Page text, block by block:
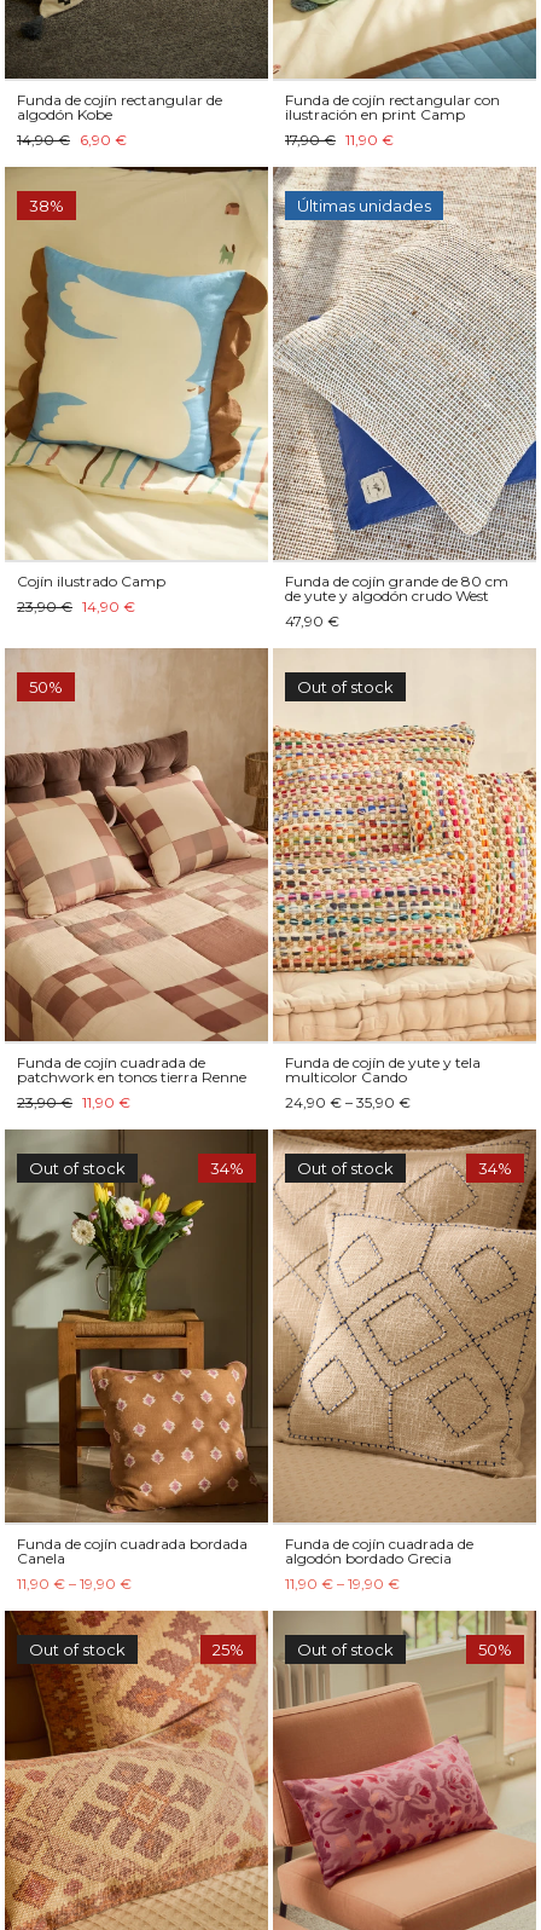
Funda de cojín rectangular de
algodón Kobe
14,90 € 6,90 €
Funda de cojín rectangular con
ilustración en print Camp
17,90 € 11,90 €
38%
Cojín ilustrado Camp
23,90 € 14,90 €
Últimas unidades
Funda de cojín grande de 80 cm
de yute y algodón crudo West
47,90 €
50%
Funda de cojín cuadrada de
patchwork en tonos tierra Renne
23,90 € 11,90 €
Out of stock
Funda de cojín de yute y tela
multicolor Cando
24,90 € – 35,90 €
Out of stock 34%
Funda de cojín cuadrada bordada
Canela
11,90 € – 19,90 €
Out of stock 34%
Funda de cojín cuadrada de
algodón bordado Grecia
11,90 € – 19,90 €
Out of stock 25% Out of stock 50%